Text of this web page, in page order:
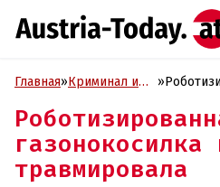
Главная»Криминал и
»
травмировала